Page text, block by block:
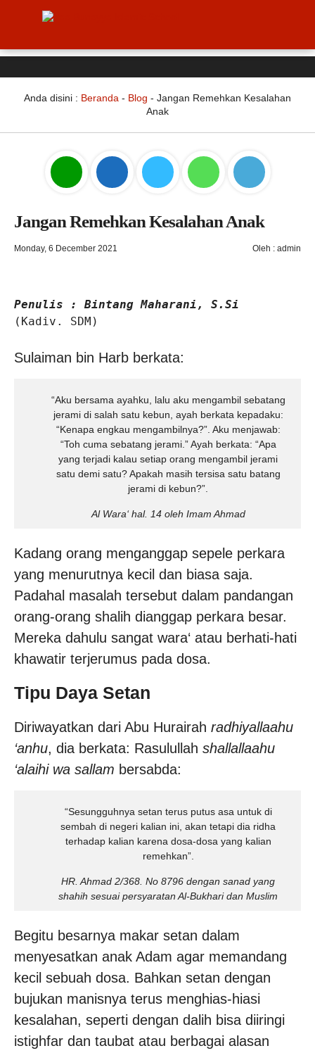
Anda disini : Beranda - Blog - Jangan Remehkan Kesalahan
Anak
Jangan Remehkan Kesalahan Anak
Monday, 6 December 2021 Oleh : admin
Penulis : Bintang Maharani, S.Si
(Kadiv. SDM)
Sulaiman bin Harb berkata:
“Aku bersama ayahku, lalu aku mengambil sebatang
jerami di salah satu kebun, ayah berkata kepadaku:
“Kenapa engkau mengambilnya?”. Aku menjawab:
“Toh cuma sebatang jerami.” Ayah berkata: “Apa
yang terjadi kalau setiap orang mengambil jerami
satu demi satu? Apakah masih tersisa satu batang
jerami di kebun?”.
Al Wara‘ hal. 14 oleh Imam Ahmad
Kadang orang menganggap sepele perkara
yang menurutnya kecil dan biasa saja.
Padahal masalah tersebut dalam pandangan
orang-orang shalih dianggap perkara besar.
Mereka dahulu sangat wara‘ atau berhati-hati
khawatir terjerumus pada dosa.
Tipu Daya Setan
Diriwayatkan dari Abu Hurairah radhiyallaahu
‘anhu, dia berkata: Rasulullah shallallaahu
‘alaihi wa sallam bersabda:
“Sesungguhnya setan terus putus asa untuk di
sembah di negeri kalian ini, akan tetapi dia ridha
terhadap kalian karena dosa-dosa yang kalian
remehkan”.
HR. Ahmad 2/368. No 8796 dengan sanad yang
shahih sesuai persyaratan Al-Bukhari dan Muslim
Begitu besarnya makar setan dalam
menyesatkan anak Adam agar memandang
kecil sebuah dosa. Bahkan setan dengan
bujukan manisnya terus menghias-hiasi
kesalahan, seperti dengan dalih bisa diiringi
istighfar dan taubat atau berbagai alasan